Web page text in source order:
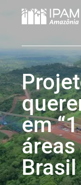
em
Brasil